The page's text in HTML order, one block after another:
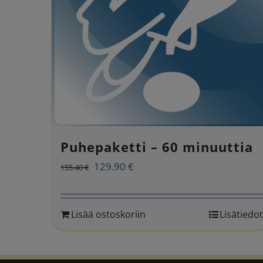
Puhepaketti – 60 minuuttia
155.40€
Alkuperäinen
155.40 €.
129.90 €
on:
129.90 €.
Lisää ostoskoriin Lisätiedot